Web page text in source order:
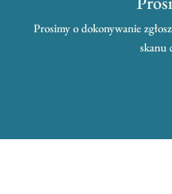
Prosimy o dokonywanie
skanu